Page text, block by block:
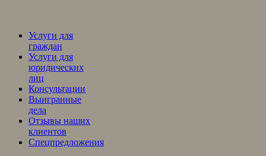
Услуги для
граждан
Услуги для
юридических
лиц
Консультации
Выигранные
дела
Отзывы наших
клиентов
Спецпредложения